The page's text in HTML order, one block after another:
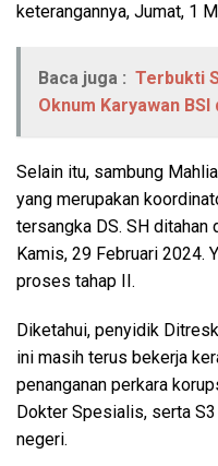
keterangannya, Jumat, 1
Baca juga : Terbukti
Oknum Karyawan
Selain itu, sambung
yang merupakan
tersangka DS. SH
Kamis, 29 Februari 2024.
proses tahap II.
Diketahui, penyidik
ini masih terus bekerja
penanganan perkara
Dokter Spesialis, serta
negeri.